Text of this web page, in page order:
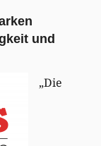
und
„Die